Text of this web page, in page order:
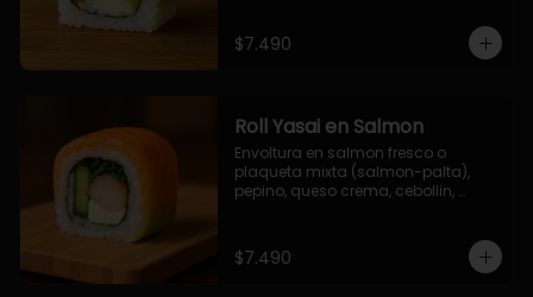
$7.490
Roll Yasai en Salmon
Envoltura en salmon fresco o
plaqueta mixta (salmon-palta),
pepino, queso crema, cebollin,
$7.490